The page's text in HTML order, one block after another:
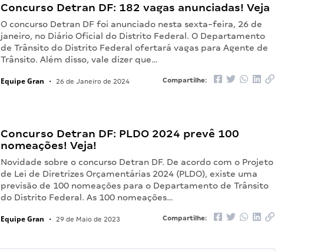
Concurso Detran DF: 182 vagas anunciadas! Veja
O concurso Detran DF foi anunciado nesta sexta-feira, 26 de
janeiro, no Diário Oficial do Distrito Federal. O Departamento
de Trânsito do Distrito Federal ofertará vagas para Agente de
Trânsito. Além disso, vale dizer que…
Equipe Gran • 26 de Janeiro de 2024 Compartilhe:
Concurso Detran DF: PLDO 2024 prevê 100
nomeações! Veja!
Novidade sobre o concurso Detran DF. De acordo com o Projeto
de Lei de Diretrizes Orçamentárias 2024 (PLDO), existe uma
previsão de 100 nomeações para o Departamento de Trânsito
do Distrito Federal. As 100 nomeações…
Equipe Gran • 29 de Maio de 2023 Compartilhe: